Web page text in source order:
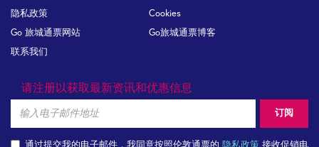
隐私政策 Cookies
Go 旅城通票网站 Go旅城通票博客
联系我们
请注册以获取最新资讯和优惠信息
订阅
通过提交我的电子邮件，我同意按照伦敦通票的 隐私政策 接收促销电